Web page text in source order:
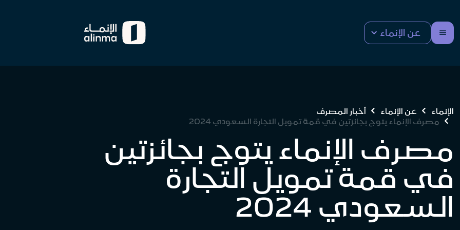
عن الإنماء
الإنماء عن الإنماء
أخبار المصرف
مصرف الإنماء يتوج بجائزتين في قمة تمويل التجارة السعودي 2024
مصرف الإنماء يتوج بجائزتين
في قمة تمويل التجارة
السعودي 2024